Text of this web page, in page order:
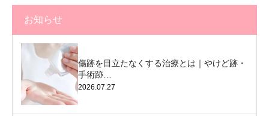
お知らせ
傷跡を目立たなくする治療とは｜やけど跡・
手術跡…
2026.07.27